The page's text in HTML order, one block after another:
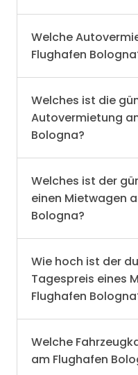
Welche
Flughafen
Welches ist die
Autovermietung
Bologna?
Welches ist der
einen Mietwagen
Bologna?
Wie hoch ist der
Tagespreis eines
Flughafen
Welche
am Flughafen